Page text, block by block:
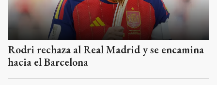
Rodri rechaza al Real Madrid y se encamina
hacia el Barcelona